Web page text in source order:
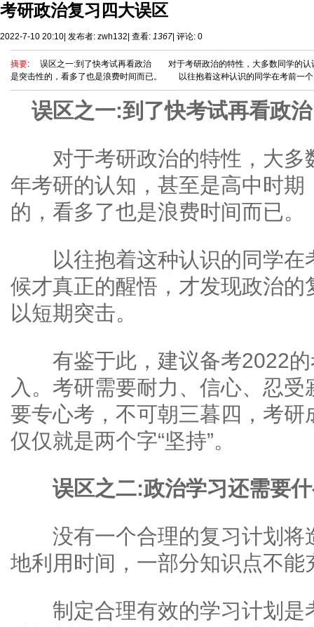
考研政治复习四大误区
2022-7-10 20:10 发布者: zwh132 查看: 1367 评论: 0
摘要: 误区之一:到了快考试再看政治 对于考研政治的特性，大多数同学的认
是突击性的，看多了也是浪费时间而已。 以往抱着这种认识的同学在考前一个
误区之一:到了快考试再看政治
对于考研政治的特性，大多
年考研的认知，甚至是高中时
的，看多了也是浪费时间而已。
以往抱着这种认识的同学在
候才真正的醒悟，才发现政治
以短期突击。
有鉴于此，建议备考2022的
入。考研需要耐力、信心、忍
要专心考，不可朝三暮四，考
仅仅就是两个字“坚持”。
误区之二:政治学习还需要
没有一个合理的复习计划将
地利用时间，一部分知识点不能
制定合理有效的学习计划是